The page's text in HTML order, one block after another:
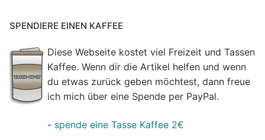
SPENDIERE EINEN KAFFEE
Diese Webseite kostet viel Freizeit und Tassen
Kaffee. Wenn dir die Artikel helfen und wenn
du etwas zurück geben möchtest, dann freue
ich mich über eine Spende per PayPal.
- spende eine Tasse Kaffee 2€